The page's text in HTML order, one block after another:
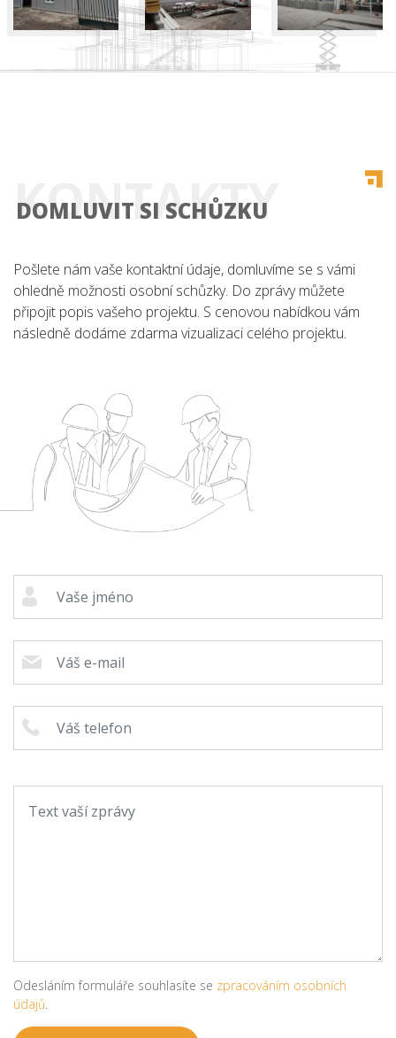
Co nabízíme
O nás
Kariéra
kalkulačka
DOMLUVIT SI SCHŮZKU
KONTAKTY
Pošlete nám vaše kontaktní údaje, domluvíme se s vámi
ohledně možnosti osobní schůzky. Do zprávy můžete
připojit popis vašeho projektu. S cenovou nabídkou vám
následně dodáme zdarma vizualizaci celého projektu.
Odesláním formuláře souhlasíte se zpracováním osobních
údajů